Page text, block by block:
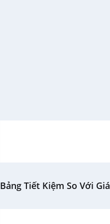
Bảng Tiết Kiệm So Với